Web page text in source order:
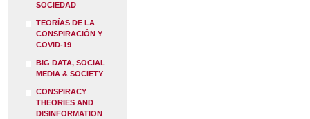
SOCIEDAD
TEORÍAS DE LA
CONSPIRACIÓN Y
COVID-19
BIG DATA, SOCIAL
MEDIA & SOCIETY
CONSPIRACY
THEORIES AND
DISINFORMATION